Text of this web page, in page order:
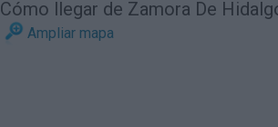
Cómo llegar de Zamora De
Ampliar mapa